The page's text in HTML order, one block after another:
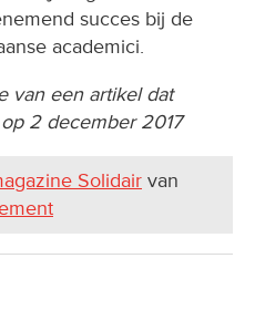
succes bij de
academici.
van een artikel dat
2 december 2017
Solidair van